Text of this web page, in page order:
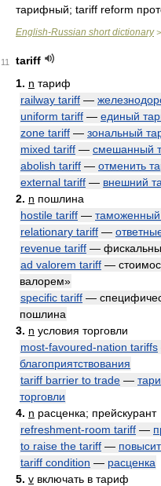
тарифный; tariff reform
English-Russian short dictionary>
11
tariff
1. n тариф
railway tariff —
uniform tariff — единый
zone tariff — зональный
mixed tariff — смешанный
abolish tariff — отменить
external tariff — внешний
2. n пошлина
hostile tariff —
relationary tariff —
revenue tariff —
ad valorem tariff —
валорем»
specific tariff —
пошлина
3. n условия торговли
most-favoured-nation tariffs
благоприятствования
tariff barrier to trade —
торговли
4. n расценка; прейскурант
refreshment-room tariff —
to raise the tariff —
tariff condition — расценка
5. v включать в тариф